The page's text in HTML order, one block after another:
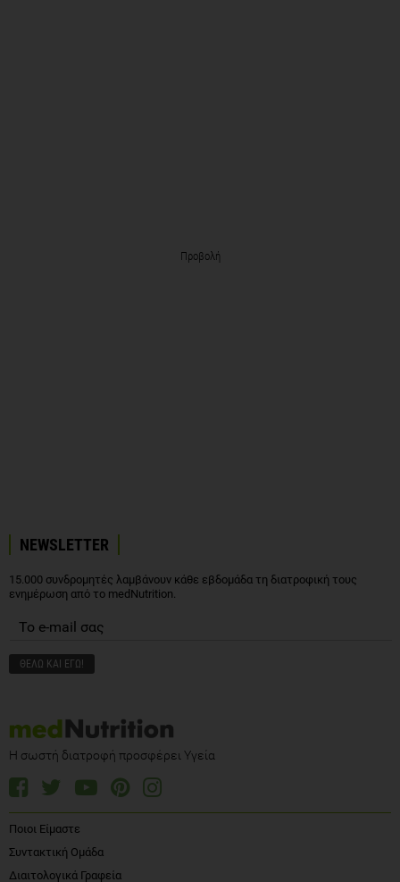
Προβολή
NEWSLETTER
15.000 συνδρομητές λαμβάνουν κάθε εβδομάδα τη διατροφική τους
ενημέρωση από το medNutrition.
Η σωστή διατροφή προσφέρει Υγεία
Ποιοι Είμαστε
Συντακτική Ομάδα
Διαιτολογικά Γραφεία